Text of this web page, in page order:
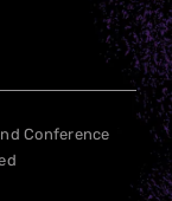
Conference